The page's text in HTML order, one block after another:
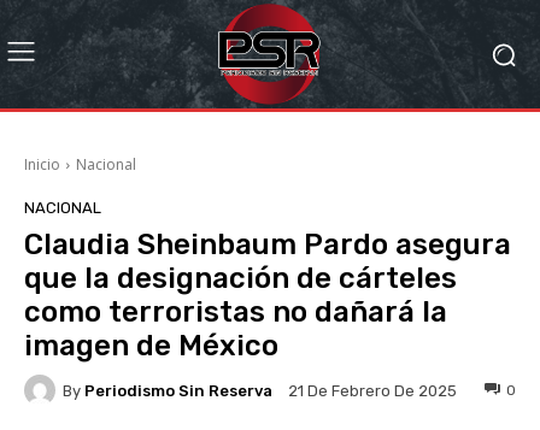
Inicio Nacional
NACIONAL
Claudia Sheinbaum Pardo asegura
que la designación de cárteles
como terroristas no dañará la
imagen de México
By Periodismo Sin Reserva 21 De Febrero De 2025 0